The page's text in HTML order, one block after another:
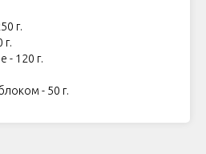
г.
г.
- 120 г.
- 50 г.